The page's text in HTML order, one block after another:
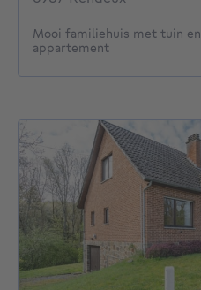
Mooi familiehuis met tuin en
appartement